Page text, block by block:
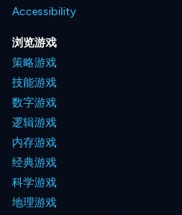
Accessibility
浏览游戏
策略游戏
技能游戏
数字游戏
逻辑游戏
内存游戏
经典游戏
科学游戏
地理游戏